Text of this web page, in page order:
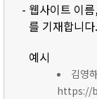
- 웹사이트 이
를 기재합니다.
예시
김영
https://